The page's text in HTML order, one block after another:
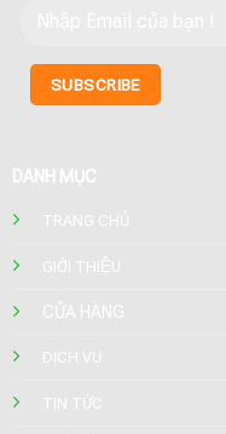
DANH MỤC
TRANG CHỦ
GIỚI THIỆU
CỬA HÀNG
DỊCH VỤ
TIN TỨC